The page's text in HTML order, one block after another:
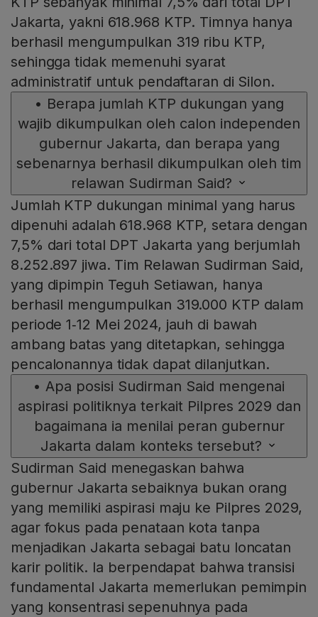
Jakarta, yakni 618.968 KTP. Timnya hanya
berhasil mengumpulkan 319 ribu KTP,
sehingga tidak memenuhi syarat
administratif untuk pendaftaran di Silon.
• Berapa jumlah KTP dukungan yang
wajib dikumpulkan oleh calon independen
gubernur Jakarta, dan berapa yang
sebenarnya berhasil dikumpulkan oleh tim
relawan Sudirman Said?
Jumlah KTP dukungan minimal yang harus
dipenuhi adalah 618.968 KTP, setara dengan
7,5% dari total DPT Jakarta yang berjumlah
8.252.897 jiwa. Tim Relawan Sudirman Said,
yang dipimpin Teguh Setiawan, hanya
berhasil mengumpulkan 319.000 KTP dalam
periode 1‑12 Mei 2024, jauh di bawah
ambang batas yang ditetapkan, sehingga
pencalonannya tidak dapat dilanjutkan.
• Apa posisi Sudirman Said mengenai
aspirasi politiknya terkait Pilpres 2029 dan
bagaimana ia menilai peran gubernur
Jakarta dalam konteks tersebut?
Sudirman Said menegaskan bahwa
gubernur Jakarta sebaiknya bukan orang
yang memiliki aspirasi maju ke Pilpres 2029,
agar fokus pada penataan kota tanpa
menjadikan Jakarta sebagai batu loncatan
karir politik. Ia berpendapat bahwa transisi
fundamental Jakarta memerlukan pemimpin
yang konsentrasi sepenuhnya pada